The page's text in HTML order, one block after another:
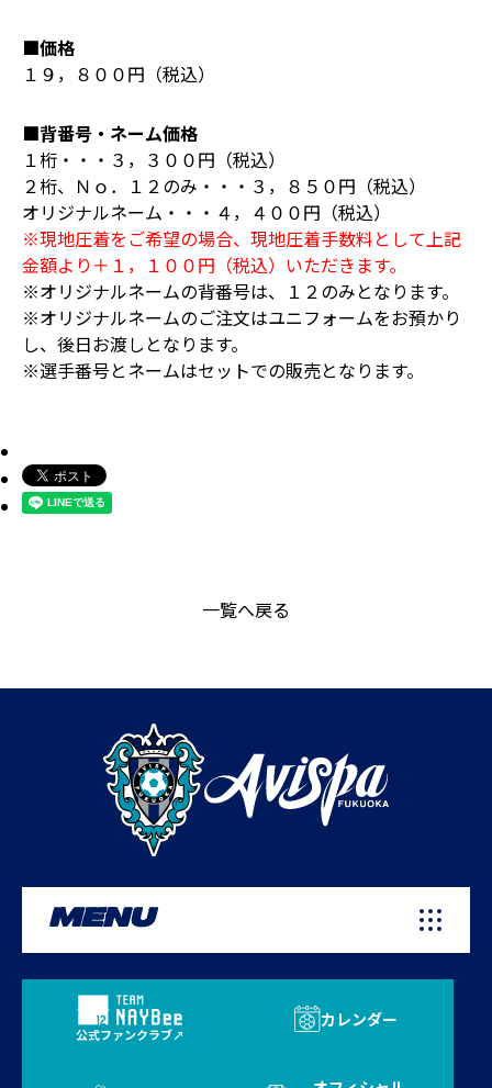
■価格
１９，８００円（税込）
■背番号・ネーム価格
１桁・・・３，３００円（税込）
２桁、Ｎｏ．１２のみ・・・３，８５０円（税込）
オリジナルネーム・・・４，４００円（税込）
※現地圧着をご希望の場合、現地圧着手数料として上記
金額より＋１，１００円（税込）いただきます。
※オリジナルネームの背番号は、１２のみとなります。
※オリジナルネームのご注文はユニフォームをお預かり
し、後日お渡しとなります。
※選手番号とネームはセットでの販売となります。
一覧へ戻る
MENU
公式ファンクラブ
カレンダー